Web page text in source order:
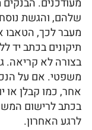
מעבר לכך, הטאבו
תיקונים בכתב יד
בצורה לא קריאה.
משפטי. אם על
אחר, כמו קבלן
בכתב לרישום
לרגע האחרון.